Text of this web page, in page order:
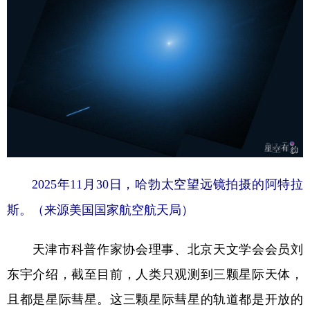
宁夏
新疆 内蒙古 黑龙江
Русский язык 日本語 한국어
2025年11月30日，哈勃太空望远镜拍摄的阿特拉
斯。（来源美国国家航空航天局）
天津市科普作家协会理事、北京天文学会会员刘
东宇介绍，截至目前，人类只观测到三颗星际天体，
且都是星际彗星。这三颗星际彗星的轨道都是开放的